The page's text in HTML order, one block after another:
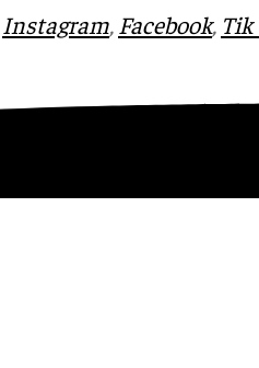
Instagram, Facebook, Tik